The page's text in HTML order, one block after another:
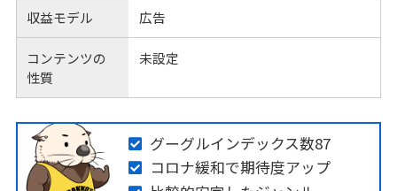
収益モデル 広告
コンテンツの
性質
未設定
グーグルインデックス数87
コロナ緩和で期待度アップ